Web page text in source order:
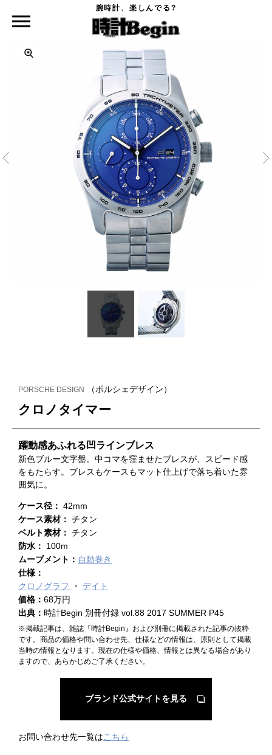
腕時計、楽しんでる?
PORSCHE DESIGN クロノタイマー
PORSCHE DESIGN （ポルシェデザイン）
クロノタイマー
躍動感あふれる凹ラインブレス
新色ブルー文字盤。中コマを窪ませたブレスが、スピード感
をもたらす。ブレスもケースもマット仕上げで落ち着いた雰
囲気に。
ケース径： 42mm
ケース素材： チタン
ベルト素材： チタン
防水： 100m
ムーブメント： 自動巻き
仕様：
クロノグラフ
デイト
価格： 68万円
出典： 時計Begin 別冊付録 vol.88 2017 SUMMER P45
※掲載記事は、雑誌『時計Begin』および別冊に掲載された記事の抜粋
です。商品の価格や問い合わせ先、仕様などの情報は、原則として掲載
当時の情報となります。現在の仕様や価格、情報とは異なる場合があり
ますので、あらかじめご了承ください。
ブランド公式サイトを見る
お問い合わせ先一覧はこちら